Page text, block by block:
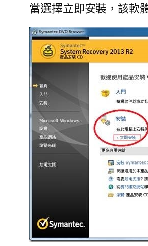
當選擇立即安裝，該軟